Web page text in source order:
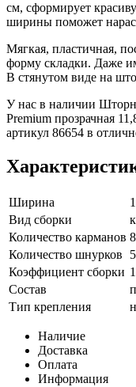
см, сформирует
ширины поможет
Мягкая, пластичная,
форму складки. Даже
В стянутом виде на
У нас в наличии
Premium прозрачная
артикул 86654 в
Ширина
Вид сборки
Количество карманов 8
Количество шнурков
5
Коэффициент сборки
Состав
Тип крепления
Наличие
Доставка
Оплата
Информация